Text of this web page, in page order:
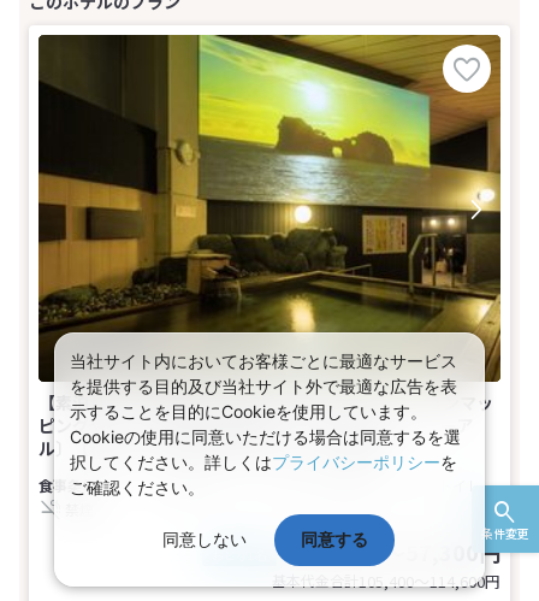
条件変更
【素泊り】＜全室海側＞温泉大浴場のプロジェクションマッ
ピングや凪フロアの滞在も満喫♪〔2024年2月リニューア
ル〕【和室】＜禁煙＞素泊まり(1名～5名1室)
食事なし
おとな1名 税込 52,700～57,300円
105,400〜114,600円
当社サイト内においてお客様ごとに最適なサービス
を提供する目的及び当社サイト外で最適な広告を表
示することを目的にCookieを使用しています。
Cookieの使用に同意いただける場合は同意するを選
択してください。詳しくはプライバシーポリシーを
ご確認ください。
同意しない 同意する